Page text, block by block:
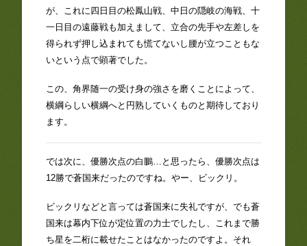
が、これに四日目の松鳳山戦、中日の隠岐の海戦、十
一日目の遠藤戦も加えまして、立合の先手や左差しを
得られず押し込まれても慌てないし腰が立つこともな
いという点で顕著でした。
この、角界随一の受け身の強さを磨くことによって、
横綱らしい横綱へと円熟していくものと期待しており
ます。
では次に、優勝次点の白鵬…と思ったら、優勝次点は
12勝で蒼国来だったのですね。やー、ビックリ。
ビックリなどと言っては蒼国来に失礼ですが、でも蒼
国来は幕内下位が定位置の力士でしたし、これまで勝
ち星を二桁に載せたことはなかったのですよ。それ